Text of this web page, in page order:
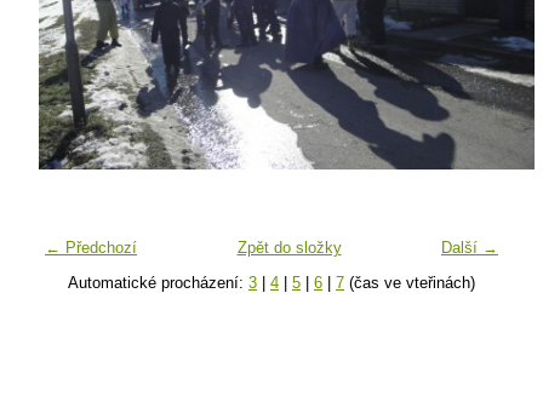
← Předchozí Další →
Zpět do složky
Automatické procházení: 3 | 4 | 5 | 6 | 7 (čas ve vteřinách)